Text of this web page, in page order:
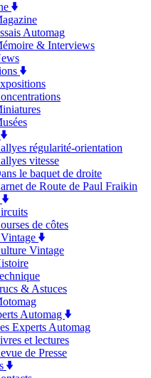
Automag
& Interviews
régularité-orientation
vitesse
le baquet de droite
de Route de Paul Fraikin
de côtes
Vintage
& Astuces
Automag
Experts Automag
et lectures
de Presse